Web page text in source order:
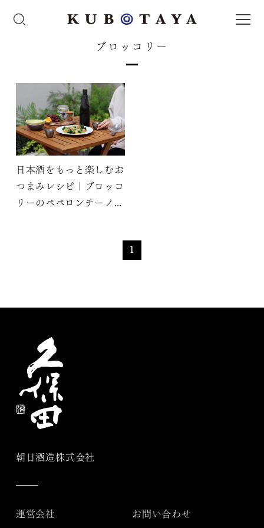
ブロッコリー
日本酒をもっと楽しむお
つまみレシピ｜ブロッコ
リーのペペロンチーノ炒
1
朝日酒造株式会社
運営会社 お問い合わせ